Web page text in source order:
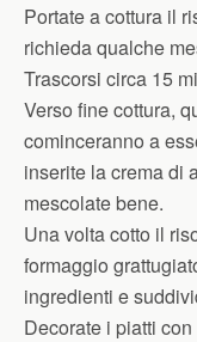
Portate a cottura il
richieda qualche
Trascorsi circa 15
Verso fine cottura,
cominceranno a
inserite la crema di
mescolate bene.
Una volta cotto il
formaggio
ingredienti e
Decorate i piatti